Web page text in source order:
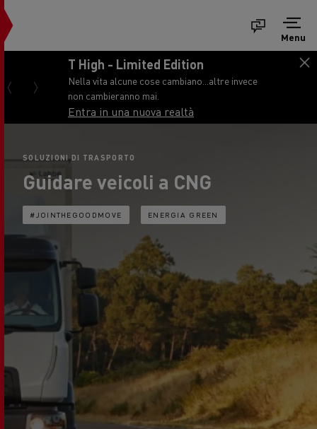
Menu
T High - Limited Edition
Nella vita alcune cose cambiano...altre invece
non cambieranno mai.
Entra in una nuova realtà
SOLUZIONI DI TRASPORTO
Guidare veicoli a CNG
#JOINTHEGOODMOVE ENERGIA GREEN